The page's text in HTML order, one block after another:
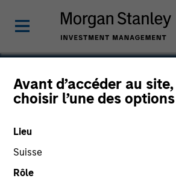
Avant d’accéder au
choisir l’une des
Lieu
Suisse
Rôle
Suros Surgical